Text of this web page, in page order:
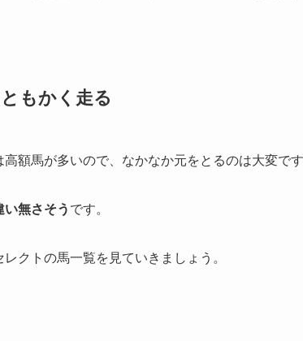
もかく走る
額馬が多いので、なかなか元をとるのは大変です
い無さそう です。
クトの馬一覧を見ていきましょう。